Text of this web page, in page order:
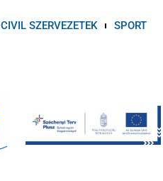
CIVIL SZERVEZETEK SPORT